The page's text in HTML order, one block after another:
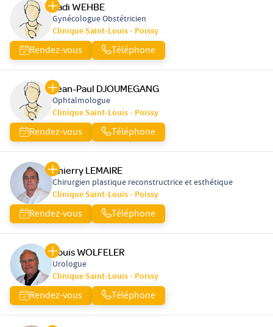
Fadi WEHBE
Gynécologue Obstétricien
Clinique Saint-Louis - Poissy
Rendez-vous Téléphone
Jean-Paul DJOUMEGANG
Ophtalmologue
Clinique Saint-Louis - Poissy
Rendez-vous Téléphone
Thierry LEMAIRE
Chirurgien plastique reconstructrice et esthétique
Clinique Saint-Louis - Poissy
Rendez-vous Téléphone
Louis WOLFELER
Urologue
Clinique Saint-Louis - Poissy
Rendez-vous Téléphone